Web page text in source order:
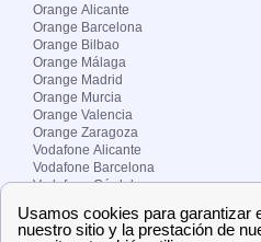
Orange Alicante
Orange Barcelona
Orange Bilbao
Orange Málaga
Orange Madrid
Orange Murcia
Orange Valencia
Orange Zaragoza
Vodafone Alicante
Vodafone Barcelona
Vodafone Córdoba
Vodafone Madrid
Vodafone Murcia